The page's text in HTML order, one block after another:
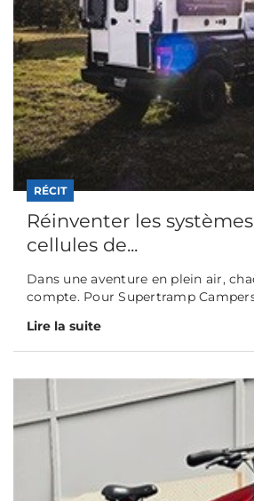
RÉCIT
Réinventer les
cellules de...
Dans une aventure en plein air,
compte. Pour Supertramp
Lire la suite